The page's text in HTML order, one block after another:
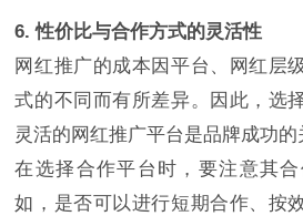
6. 性价比与合作方式的灵活性
网红推广的成本因平台、网红层
式的不同而有所差异。因此，选
灵活的网红推广平台是品牌成功的
在选择合作平台时，要注意其
如，是否可以进行短期合作、按